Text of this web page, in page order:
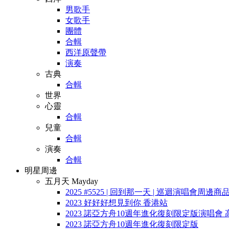
男歌手
女歌手
團體
合輯
西洋原聲帶
演奏
古典
合輯
世界
心靈
合輯
兒童
合輯
演奏
合輯
明星周邊
五月天 Mayday
2025 #5525 | 回到那一天 | 巡迴演唱會周邊商品
2023 好好好想見到你 香港站
2023 諾亞方舟10週年進化復刻限定版演唱會
2023 諾亞方舟10週年進化復刻限定版